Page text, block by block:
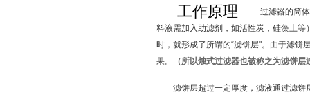
工作原理
过滤器的筒
料液需加入助滤剂，如活性炭，硅藻土
时，就形成了所谓的“滤饼层"。由于滤饼
果。
（所以烛式过滤器也被称之为滤饼层
滤饼层超过一定厚度，滤液通过滤饼